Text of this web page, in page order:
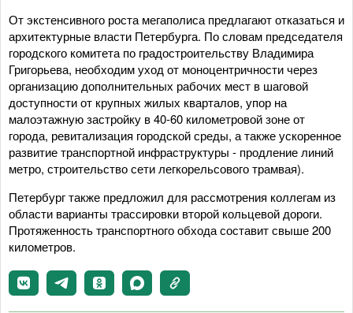
От экстенсивного роста мегаполиса предлагают отказаться и
архитектурные власти Петербурга. По словам председателя
городского комитета по градостроительству Владимира
Григорьева, необходим уход от моноцентричности через
организацию дополнительных рабочих мест в шаговой
доступности от крупных жилых кварталов, упор на
малоэтажную застройку в 40-60 километровой зоне от
города, ревитализация городской среды, а также ускоренное
развитие транспортной инфраструктуры - продление линий
метро, строительство сети легкорельсового трамвая).
Петербург также предложил для рассмотрения коллегам из
области варианты трассировки второй кольцевой дороги.
Протяженность транспортного обхода составит свыше 200
километров.